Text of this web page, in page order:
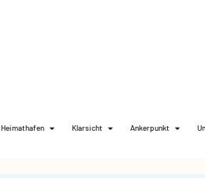
Heimathafen Klarsicht Ankerpunkt